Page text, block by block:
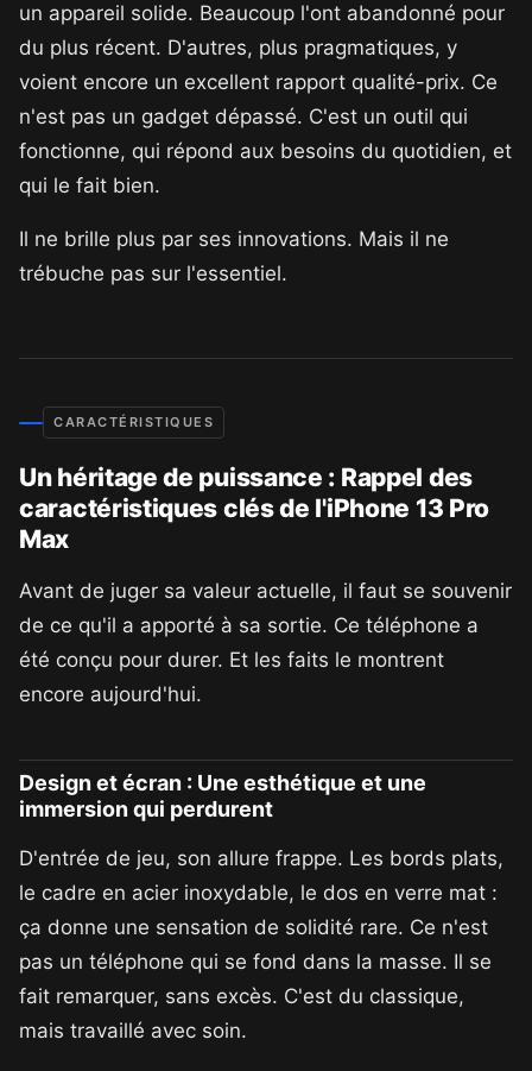
un appareil solide. Beaucoup l'ont abandonné pour
du plus récent. D'autres, plus pragmatiques, y
voient encore un excellent rapport qualité-prix. Ce
n'est pas un gadget dépassé. C'est un outil qui
fonctionne, qui répond aux besoins du quotidien, et
qui le fait bien.
Il ne brille plus par ses innovations. Mais il ne
trébuche pas sur l'essentiel.
CARACTÉRISTIQUES
Un héritage de puissance : Rappel des
caractéristiques clés de l'iPhone 13 Pro
Max
Avant de juger sa valeur actuelle, il faut se souvenir
de ce qu'il a apporté à sa sortie. Ce téléphone a
été conçu pour durer. Et les faits le montrent
encore aujourd'hui.
Design et écran : Une esthétique et une
immersion qui perdurent
D'entrée de jeu, son allure frappe. Les bords plats,
le cadre en acier inoxydable, le dos en verre mat :
ça donne une sensation de solidité rare. Ce n'est
pas un téléphone qui se fond dans la masse. Il se
fait remarquer, sans excès. C'est du classique,
mais travaillé avec soin.